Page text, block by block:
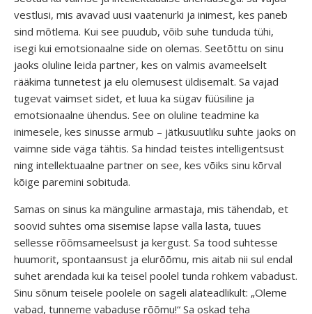
vestlusi, mis avavad uusi vaatenurki ja inimest, kes paneb
sind mõtlema. Kui see puudub, võib suhe tunduda tühi,
isegi kui emotsionaalne side on olemas. Seetõttu on sinu
jaoks oluline leida partner, kes on valmis avameelselt
rääkima tunnetest ja elu olemusest üldisemalt. Sa vajad
tugevat vaimset sidet, et luua ka sügav füüsiline ja
emotsionaalne ühendus. See on oluline teadmine ka
inimesele, kes sinusse armub – jätkusuutliku suhte jaoks on
vaimne side väga tähtis. Sa hindad teistes intelligentsust
ning intellektuaalne partner on see, kes võiks sinu kõrval
kõige paremini sobituda.
Samas on sinus ka mänguline armastaja, mis tähendab, et
soovid suhtes oma sisemise lapse valla lasta, tuues
sellesse rõõmsameelsust ja kergust. Sa tood suhtesse
huumorit, spontaansust ja elurõõmu, mis aitab nii sul endal
suhet arendada kui ka teisel poolel tunda rohkem vabadust.
Sinu sõnum teisele poolele on sageli alateadlikult: „Oleme
vabad, tunneme vabaduse rõõmu!“ Sa oskad teha